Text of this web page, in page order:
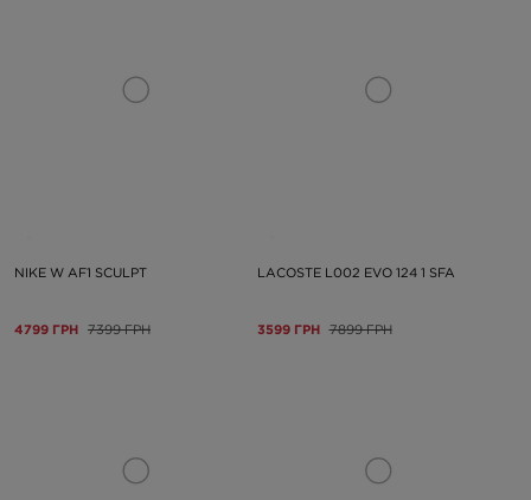
NIKE W AF1 SCULPT
4799 ГРН 7399 ГРН
LACOSTE L002 EVO 124 1 SFA
3599 ГРН 7899 ГРН